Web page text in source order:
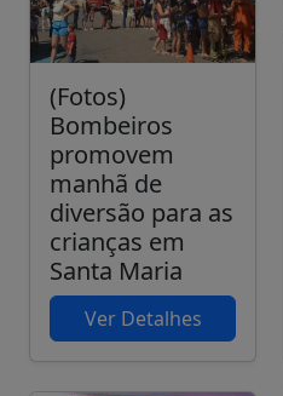
(Fotos)
Bombeiros
promovem
manhã de
diversão para as
crianças em
Santa Maria
Ver Detalhes